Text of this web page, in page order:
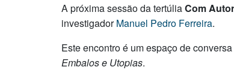
A próxima sessão da tertúliaCom
investigadorManuel Pedro Ferreira.
Este encontro é um espaço de
Embalos e Utopias.